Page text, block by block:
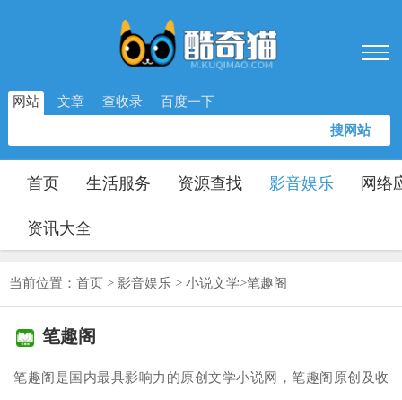
网站 文章 查收录 百度一下
搜网站
首页 生活服务 资源查找 影音娱乐 网络
资讯大全
当前位置： 首页 > 影音娱乐 > 小说文学>笔趣阁
笔趣阁
笔趣阁是国内最具影响力的原创文学小说网，笔趣阁原创及收